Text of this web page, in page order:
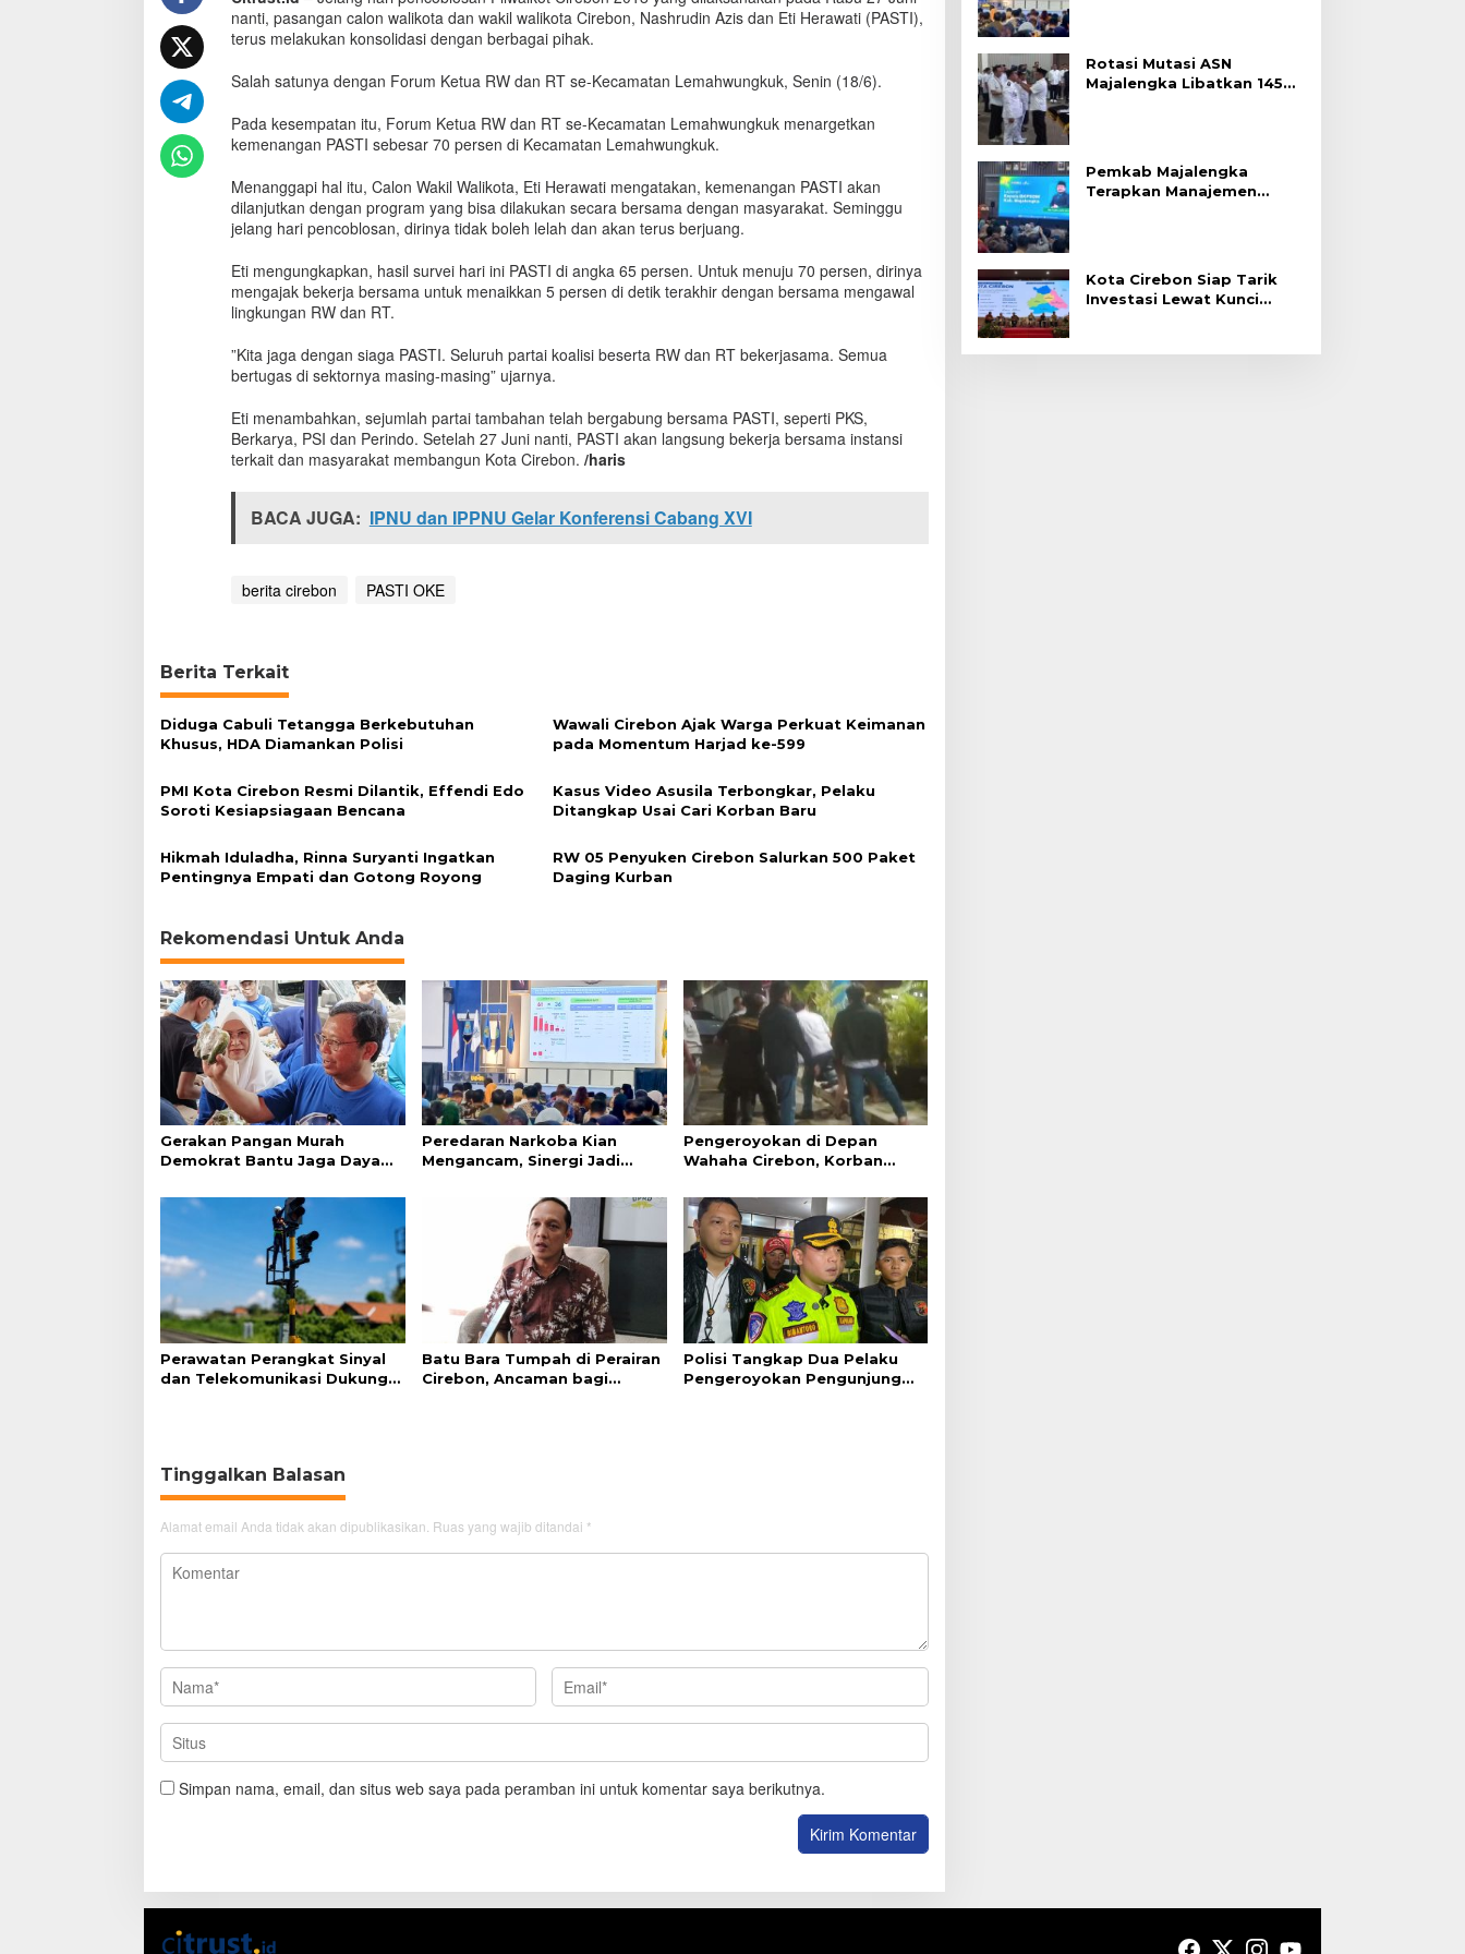
a
n
e
h
w
n
g
k
k
nanti, pasangan calon walikota dan wakil walikota Cirebon, Nashrudin Azis dan Eti Herawati (PASTI),
terus melakukan konsolidasi dengan berbagai pihak.
Salah satunya dengan Forum Ketua RW dan RT se-Kecamatan Lemahwungkuk, Senin (18/6).
Pada kesempatan itu, Forum Ketua RW dan RT se-Kecamatan Lemahwungkuk menargetkan
kemenangan PASTI sebesar 70 persen di Kecamatan Lemahwungkuk.
Menanggapi hal itu, Calon Wakil Walikota, Eti Herawati mengatakan, kemenangan PASTI akan
dilanjutkan dengan program yang bisa dilakukan secara bersama dengan masyarakat. Seminggu
jelang hari pencoblosan, dirinya tidak boleh lelah dan akan terus berjuang.
Eti mengungkapkan, hasil survei hari ini PASTI di angka 65 persen. Untuk menuju 70 persen, dirinya
mengajak bekerja bersama untuk menaikkan 5 persen di detik terakhir dengan bersama mengawal
lingkungan RW dan RT.
”Kita jaga dengan siaga PASTI. Seluruh partai koalisi beserta RW dan RT bekerjasama. Semua
bertugas di sektornya masing-masing” ujarnya.
Eti menambahkan, sejumlah partai tambahan telah bergabung bersama PASTI, seperti PKS,
Berkarya, PSI dan Perindo. Setelah 27 Juni nanti, PASTI akan langsung bekerja bersama instansi
terkait dan masyarakat membangun Kota Cirebon. /haris
BACA JUGA: IPNU dan IPPNU Gelar Konferensi Cabang XVI
berita cirebon PASTI OKE
Berita Terkait
Diduga Cabuli Tetangga Berkebutuhan
Khusus, HDA Diamankan Polisi
Wawali Cirebon Ajak Warga Perkuat Keimanan
pada Momentum Harjad ke-599
PMI Kota Cirebon Resmi Dilantik, Effendi Edo
Soroti Kesiapsiagaan Bencana
Kasus Video Asusila Terbongkar, Pelaku
Ditangkap Usai Cari Korban Baru
Hikmah Iduladha, Rinna Suryanti Ingatkan
Pentingnya Empati dan Gotong Royong
RW 05 Penyuken Cirebon Salurkan 500 Paket
Daging Kurban
Rekomendasi Untuk Anda
Gerakan Pangan Murah
Demokrat Bantu Jaga Daya
Peredaran Narkoba Kian
Mengancam, Sinergi Jadi
Pengeroyokan di Depan
Wahaha Cirebon, Korban
Perawatan Perangkat Sinyal
dan Telekomunikasi Dukung
Batu Bara Tumpah di Perairan
Cirebon, Ancaman bagi
Polisi Tangkap Dua Pelaku
Pengeroyokan Pengunjung
Tinggalkan Balasan
Alamat email Anda tidak akan dipublikasikan. Ruas yang wajib ditandai *
Simpan nama, email, dan situs web saya pada peramban ini untuk komentar saya berikutnya.
Rotasi Mutasi ASN
Majalengka Libatkan 145
Pemkab Majalengka
Terapkan Manajemen
Kota Cirebon Siap Tarik
Investasi Lewat Kunci